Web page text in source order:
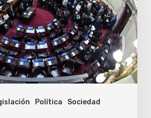
Política Sociedad